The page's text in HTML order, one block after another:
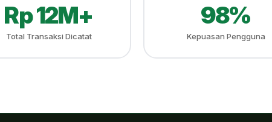
Rp 12M+
Total Transaksi Dicatat
98%
Kepuasan Pengguna